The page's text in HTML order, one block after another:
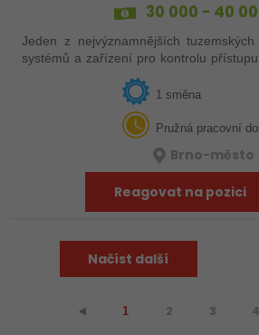
30 000 - 40
Jeden z nejvýznamnějších
systémů a zařízení pro kontrolu přístupu
do svého přátelského kolektivu
Servisní technik /…
1 směna
Pružná pracovní
Brno-město
Reagovat na pozici
Načíst další
⯇ 1 2 3 4